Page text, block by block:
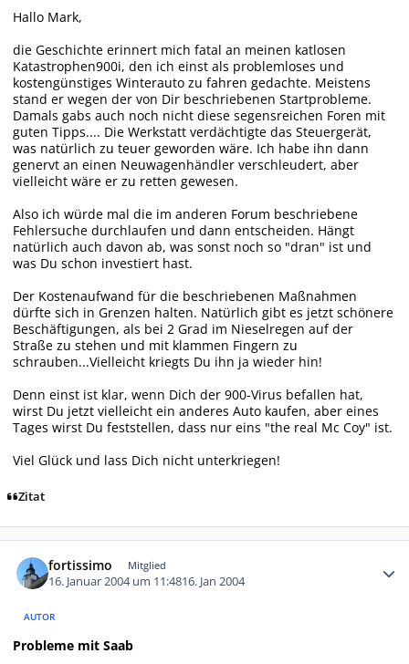
Hallo Mark,
die Geschichte erinnert mich fatal an meinen katlosen
Katastrophen900i, den ich einst als problemloses und
kostengünstiges Winterauto zu fahren gedachte. Meistens
stand er wegen der von Dir beschriebenen Startprobleme.
Damals gabs auch noch nicht diese segensreichen Foren mit
guten Tipps.... Die Werkstatt verdächtigte das Steuergerät,
was natürlich zu teuer geworden wäre. Ich habe ihn dann
genervt an einen Neuwagenhändler verschleudert, aber
vielleicht wäre er zu retten gewesen.
Also ich würde mal die im anderen Forum beschriebene
Fehlersuche durchlaufen und dann entscheiden. Hängt
natürlich auch davon ab, was sonst noch so "dran" ist und
was Du schon investiert hast.
Der Kostenaufwand für die beschriebenen Maßnahmen
dürfte sich in Grenzen halten. Natürlich gibt es jetzt schönere
Beschäftigungen, als bei 2 Grad im Nieselregen auf der
Straße zu stehen und mit klammen Fingern zu
schrauben...Vielleicht kriegts Du ihn ja wieder hin!
Denn einst ist klar, wenn Dich der 900-Virus befallen hat,
wirst Du jetzt vielleicht ein anderes Auto kaufen, aber eines
Tages wirst Du feststellen, dass nur eins "the real Mc Coy" ist.
Viel Glück und lass Dich nicht unterkriegen!
Zitat
fortissimo Mitglied
16. Januar 2004 um 11:4816. Jan 2004
AUTOR
Probleme mit Saab